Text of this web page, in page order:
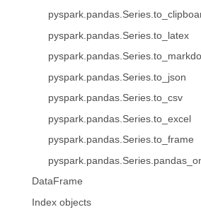
pyspark.pandas.Series.to_latex
pyspark.pandas.Series.to_json
pyspark.pandas.Series.to_csv
pyspark.pandas.Series.to_excel
pyspark.pandas.Series.to_frame
DataFrame
Index objects